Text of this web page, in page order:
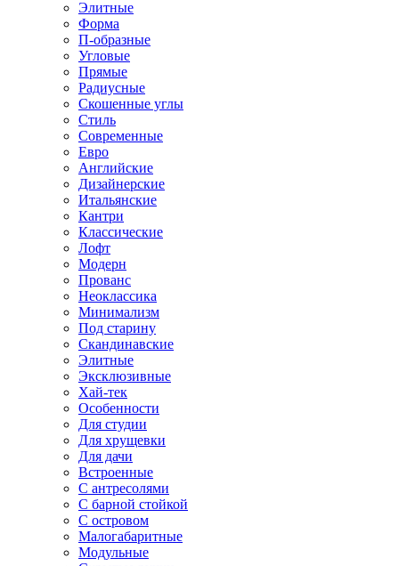
Элитные
Форма
П-образные
Угловые
Прямые
Радиусные
Скошенные углы
Стиль
Современные
Евро
Английские
Дизайнерские
Итальянские
Кантри
Классические
Лофт
Модерн
Прованс
Неоклассика
Минимализм
Под старину
Скандинавские
Элитные
Эксклюзивные
Хай-тек
Особенности
Для студии
Для хрущевки
Для дачи
Встроенные
С антресолями
С барной стойкой
С островом
Малогабаритные
Модульные